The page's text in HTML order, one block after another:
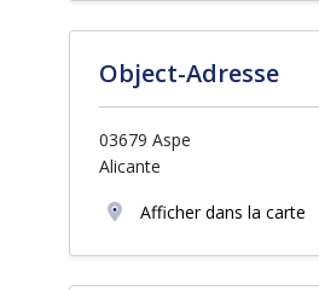
Object-Adresse
03679 Aspe
Alicante
Afficher dans la carte